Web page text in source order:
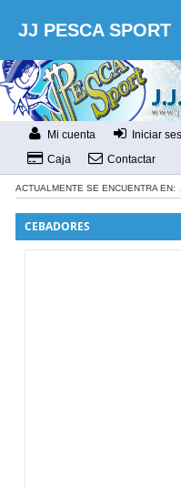
JJ PESCA SPORT
Mi cuenta Iniciar
Caja
Contactar
ACTUALMENTE SE ENCUENTRA EN:
CEBADORES